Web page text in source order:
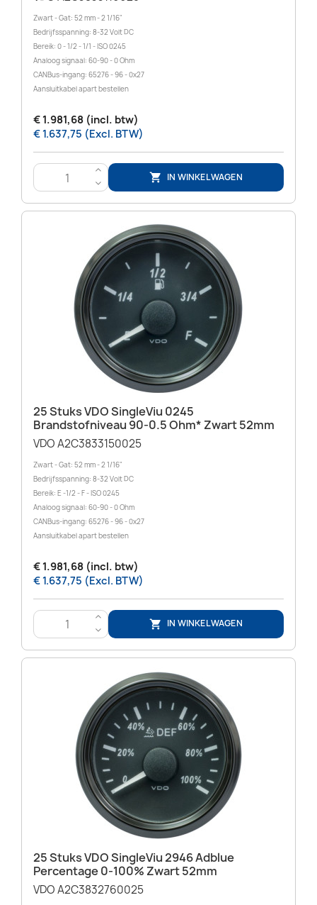
Zwart - Gat: 52 mm - 2 1/16"
Bedrijfsspanning: 8-32 Volt DC
Bereik: 0 - 1/2 - 1/1 - ISO 0245
Analoog signaal: 60-90 - 0 Ohm
CANBus-ingang: 65276 - 96 - 0x27
Aansluitkabel apart bestellen
€ 1.981,68 (incl. btw)
€ 1.637,75 (Excl. BTW)
>
<
 IN WINKELWAGEN
25 Stuks VDO SingleViu 0245
Brandstofniveau 90-0.5 Ohm* Zwart 52mm
VDO A2C3833150025
Zwart - Gat: 52 mm - 2 1/16"
Bedrijfsspanning: 8-32 Volt DC
Bereik: E -1/2 - F - ISO 0245
Analoog signaal: 60-90 - 0 Ohm
CANBus-ingang: 65276 - 96 - 0x27
Aansluitkabel apart bestellen
€ 1.981,68 (incl. btw)
€ 1.637,75 (Excl. BTW)
>
<
 IN WINKELWAGEN
25 Stuks VDO SingleViu 2946 Adblue
Percentage 0-100% Zwart 52mm
VDO A2C3832760025